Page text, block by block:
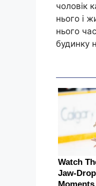
чоловік
нього і
нього
будинку